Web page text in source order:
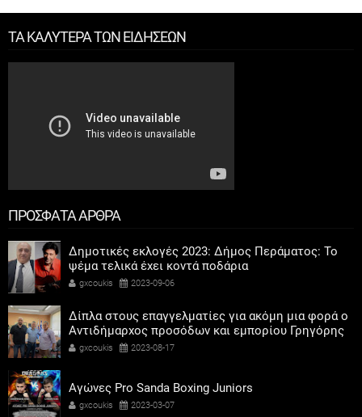
ΤΑ ΚΑΛΥΤΕΡΑ ΤΩΝ ΕΙΔΗΣΕΩΝ
ΠΡΟΣΦΑΤΑ ΑΡΘΡΑ
Δημοτικές εκλογές 2023: Δήμος Περάματος: Το
ψέμα τελικά έχει κοντά ποδάρια
gxcoukis 2023-09-06
Δίπλα στους επαγγελματίες για ακόμη μια φορά ο
Αντιδήμαρχος προσόδων και εμπορίου Γρηγόρης
Καψοκόλης
gxcoukis 2023-08-17
Αγώνες Pro Sanda Boxing Juniors
gxcoukis 2023-03-07